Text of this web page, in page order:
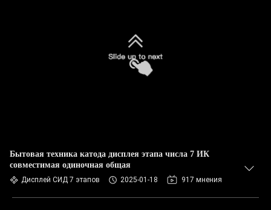
Бытовая техника катода дисплея этапа числа 7 ИК
совместимая одиночная общая
Дисплей СИД 7 этапов 2025-01-18 917 мнения